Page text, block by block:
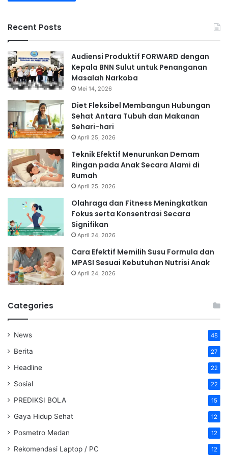
Recent Posts
Audiensi Produktif FORWARD dengan
Kepala BNN Sulut untuk Penanganan
Masalah Narkoba
Mei 14, 2026
Diet Fleksibel Membangun Hubungan
Sehat Antara Tubuh dan Makanan
Sehari-hari
April 25, 2026
Teknik Efektif Menurunkan Demam
Ringan pada Anak Secara Alami di
Rumah
April 25, 2026
Olahraga dan Fitness Meningkatkan
Fokus serta Konsentrasi Secara
Signifikan
April 24, 2026
Cara Efektif Memilih Susu Formula dan
MPASI Sesuai Kebutuhan Nutrisi Anak
April 24, 2026
Categories
News 48
Berita 27
Headline 22
Sosial 22
PREDIKSI BOLA 15
Gaya Hidup Sehat 12
Posmetro Medan 12
Rekomendasi Laptop / PC 12